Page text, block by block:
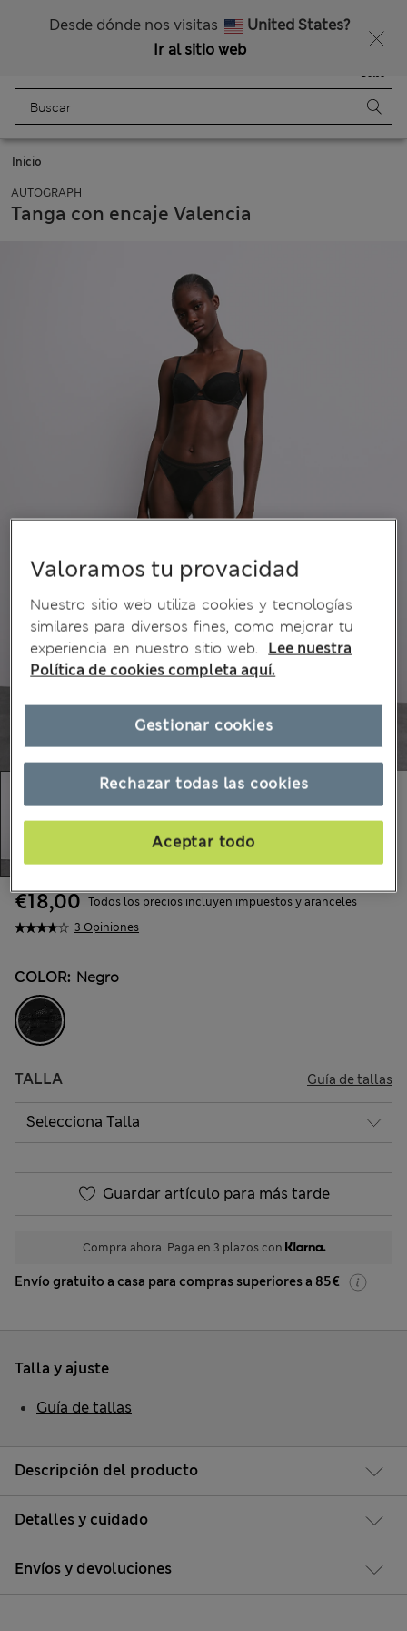
Desde dónde nos visitas
United States?
Ir al sitio web
Bolso
Inicio
AUTOGRAPH
Tanga con encaje Valencia
3 Opiniones
€18,00 Todos los precios incluyen impuestos y aranceles
COLOR: Negro
TALLA Guía de tallas
Guardar artículo para más tarde
Compra ahora. Paga en 3 plazos con
Envío gratuito a casa para compras superiores a 85€
Descripción del producto
Detalles y cuidado
Envíos y devoluciones
Talla y ajuste
Guía de tallas
Valoramos tu provacidad
Nuestro sitio web utiliza cookies y tecnologías
similares para diversos fines, como mejorar tu
experiencia en nuestro sitio web.
Lee nuestra
Política de cookies completa aquí.
Rechazar todas las cookies
Aceptar todo
Gestionar cookies